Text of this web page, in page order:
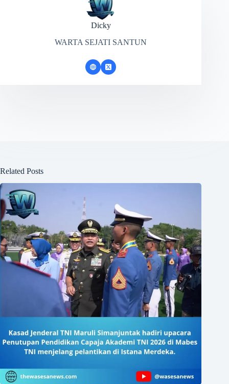
Dicky
WARTA SEJATI SANTUN
Related Posts